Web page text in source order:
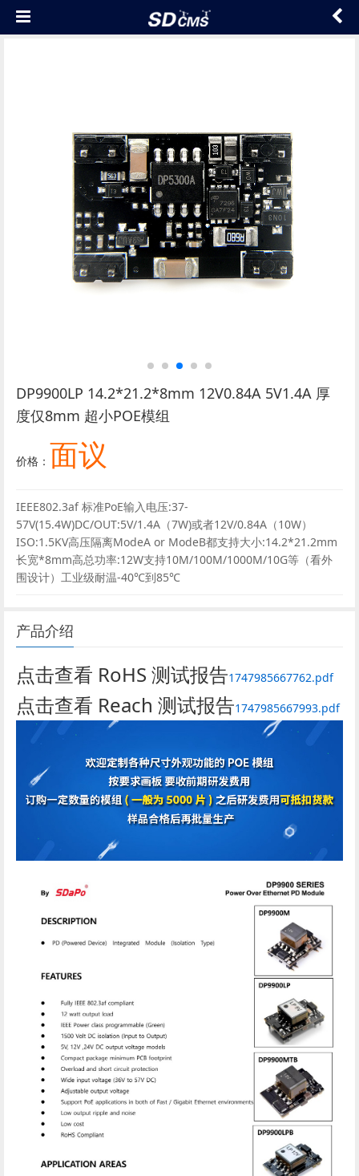
DP9900LP 14.2*21.2*8mm 12V0.84A 5V1.4A 厚
度仅8mm 超小POE模组
价格： 面议
IEEE802.3af 标准PoE输入电压:37-
57V(15.4W)DC/OUT:5V/1.4A（7W)或者12V/0.84A（10W）
ISO:1.5KV高压隔离ModeA or ModeB都支持大小:14.2*21.2mm
长宽*8mm高总功率:12W支持10M/100M/1000M/10G等（看外
围设计）工业级耐温-40℃到85℃
产品介绍
点击查看 RoHS 测试报告1747985667762.pdf
点击查看 Reach 测试报告1747985667993.pdf